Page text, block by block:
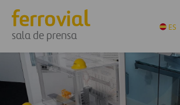
sala de prensa
ES